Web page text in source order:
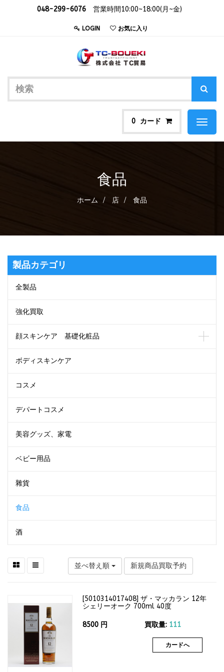
048-299-6076 営業時間10:00~18:00(月~金)
LOGIN お気に入り
0 カード
Toggle
食品
ホーム 店 食品
製品カテゴリ
全製品
強化買取
顔スキンケア 基礎化粧品
ボディスキンケア
コスメ
デパートコスメ
美容グッズ、家電
ベビー用品
雜貨
食品
酒
並べ替え順 新規商品買取予約
[5010314017408] ザ・マッカラン 12年
シェリーオーク 700ml 40度
8500 円 買取量: 111
カードへ